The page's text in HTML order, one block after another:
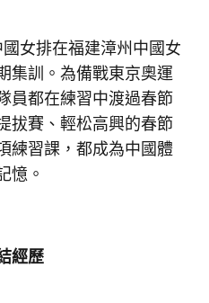
女排在福建漳州中國女
集訓。為備戰東京奧運
員都在練習中渡過春節
拔賽、輕松高興的春節
練習課，都成為中國體
憶。
經歷